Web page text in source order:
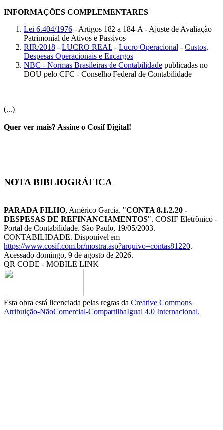
INFORMAÇÕES COMPLEMENTARES
Lei 6.404/1976 - Artigos 182 a 184-A - Ajuste de Avaliação
Patrimonial de Ativos e Passivos
RIR/2018 - LUCRO REAL - Lucro Operacional - Custos,
Despesas Operacionais e Encargos
NBC - Normas Brasileiras de Contabilidade publicadas no
DOU pelo CFC - Conselho Federal de Contabilidade
(...)
Quer ver mais? Assine o Cosif Digital!
NOTA BIBLIOGRÁFICA
PARADA FILHO, Américo Garcia. "CONTA 8.1.2.20 -
DESPESAS DE REFINANCIAMENTOS". COSIF Eletrônico -
Portal de Contabilidade. São Paulo, 19/05/2003.
CONTABILIDADE. Disponível em
https://www.cosif.com.br/mostra.asp?arquivo=contas81220.
Acessado domingo, 9 de agosto de 2026.
QR CODE - MOBILE LINK
Esta obra está licenciada pelas regras da Creative Commons
Atribuição-NãoComercial-CompartilhaIgual 4.0 Internacional.